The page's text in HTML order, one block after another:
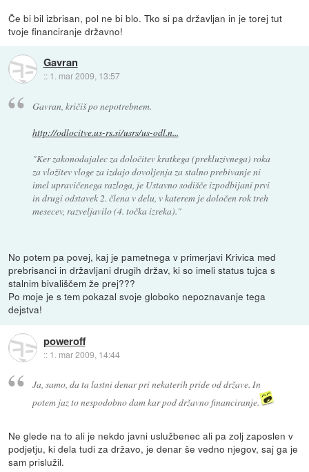
Če bi bil izbrisan, pol ne bi blo. Tko si pa državljan in je torej tut
tvoje financiranje državno!
Gavran
:: 1. mar 2009, 13:57
Gavran, kričiš po nepotrebnem.
http://odlocitve.us-rs.si/usrs/us-odl.n...
"Ker zakonodajalec za določitev kratkega (prekluzivnega) roka
za vložitev vloge za izdajo dovoljenja za stalno prebivanje ni
imel upravičenega razloga, je Ustavno sodišče izpodbijani prvi
in drugi odstavek 2. člena v delu, v katerem je določen rok treh
mesecev, razveljavilo (4. točka izreka)."
No potem pa povej, kaj je pametnega v primerjavi Krivica med
prebrisanci in državljani drugih držav, ki so imeli status tujca s
stalnim bivališčem že prej???
Po moje je s tem pokazal svoje globoko nepoznavanje tega
dejstva!
poweroff
:: 1. mar 2009, 14:44
Ja, samo, da ta lastni denar pri nekaterih pride od države. In
potem jaz to nespodobno dam kar pod državno financiranje.
Ne glede na to ali je nekdo javni uslužbenec ali pa zolj zaposlen v
podjetju, ki dela tudi za državo, je denar še vedno njegov, saj ga je
sam prislužil.